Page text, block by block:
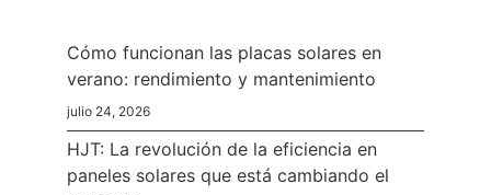
Cómo funcionan las placas solares en
verano: rendimiento y mantenimiento
julio 24, 2026
HJT: La revolución de la eficiencia en
paneles solares que está cambiando el